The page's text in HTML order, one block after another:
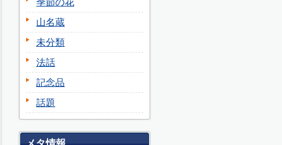
季節の花
山名蔵
未分類
法話
記念品
話題